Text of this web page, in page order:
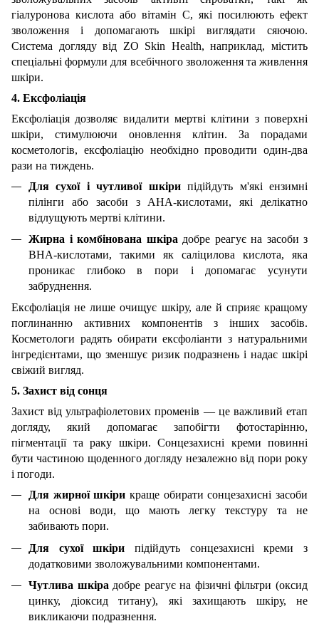
гіалуронова кислота або вітамін С, які посилюють ефект
зволоження і допомагають шкірі виглядати сяючою.
Система догляду від ZO Skin Health, наприклад, містить
спеціальні формули для всебічного зволоження та живлення
шкіри.
4. Ексфоліація
Ексфоліація дозволяє видалити мертві клітини з поверхні
шкіри, стимулюючи оновлення клітин. За порадами
косметологів, ексфоліацію необхідно проводити один-два
рази на тиждень.
Для сухої і чутливої шкірипідійдуть м'які ензимні
пілінги або засоби з AHA-кислотами, які делікатно
відлущують мертві клітини.
Жирна і комбінована шкіра добре реагує на засоби з
BHA-кислотами, такими як саліцилова кислота, яка
проникає глибоко в пори і допомагає усунути
забруднення.
Ексфоліація не лише очищує шкіру, але й сприяє кращому
поглинанню активних компонентів з інших засобів.
Косметологи радять обирати ексфоліанти з натуральними
інгредієнтами, що зменшує ризик подразнень і надає шкірі
свіжий вигляд.
5. Захист від сонця
Захист від ультрафіолетових променів — це важливий етап
догляду, який допомагає запобігти фотостарінню,
пігментації та раку шкіри. Сонцезахисні креми повинні
бути частиною щоденного догляду незалежно від пори року
і погоди.
Для жирної шкіри краще обирати сонцезахисні засоби
на основі води, що мають легку текстуру та не
забивають пори.
Для сухої шкіри підійдуть сонцезахисні креми з
додатковими зволожувальними компонентами.
Чутлива шкіра добре реагує на фізичні фільтри (оксид
цинку, діоксид титану), які захищають шкіру, не
викликаючи подразнення.